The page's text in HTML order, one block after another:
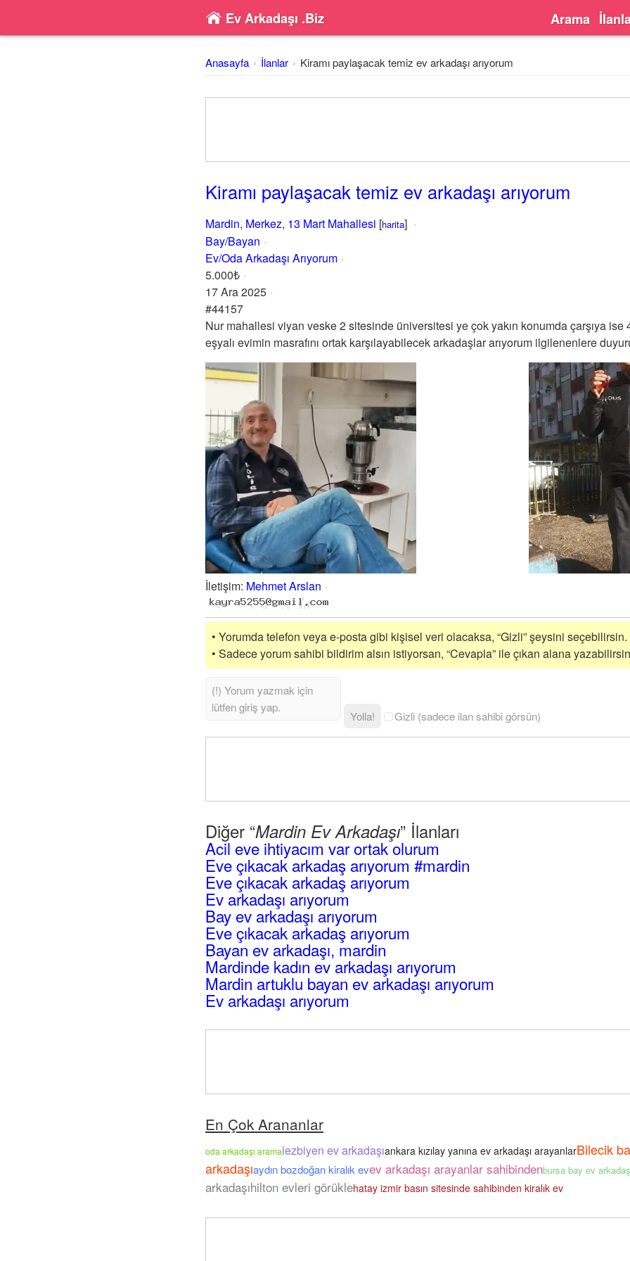
Ev Arkadaşı .Biz Arama
Anasayfa İlanlar Kiramı paylaşacak temiz ev arkadaşı arıyorum
Kiramı paylaşacak temiz ev arkadaşı arıyorum
Mardin, Merkez, 13 Mart Mahallesi [harita]
Bay/Bayan
Ev/Oda Arkadaşı Arıyorum
5.000₺
17 Ara 2025
#44157
Nur mahallesi viyan veske 2 sitesinde üniversitesi ye çok yakın konumda çarşıya ise
eşyalı evimin masrafını ortak karşılayabilecek arkadaşlar arıyorum ilgilenenlere
İletişim: Mehmet Arslan
• Yorumda telefon veya e-posta gibi kişisel veri olacaksa, “Gizli” şeysini seçebilirsin.
• Sadece yorum sahibi bildirim alsın istiyorsan, “Cevapla” ile çıkan alana
Yolla! Gizli (sadece ilan sahibi görsün)
Diğer “Mardin Ev Arkadaşı” İlanları
Acil eve ihtiyacım var ortak olurum
Eve çıkacak arkadaş arıyorum #mardin
Eve çıkacak arkadaş arıyorum
Ev arkadaşı arıyorum
Bay ev arkadaşı arıyorum
Eve çıkacak arkadaş arıyorum
Bayan ev arkadaşı, mardin
Mardinde kadın ev arkadaşı arıyorum
Mardin artuklu bayan ev arkadaşı arıyorum
Ev arkadaşı arıyorum
En Çok Arananlar
oda arkadaşı aramalezbiyen ev arkadaşıankara kızılay yanına ev arkadaşı arayanlarBilecik
arkadaşıaydın bozdoğan kiralık evev arkadaşı arayanlar sahibindenbursa bay ev
arkadaşıhilton evleri görüklehatay izmir basın sitesinde sahibinden kiralık ev